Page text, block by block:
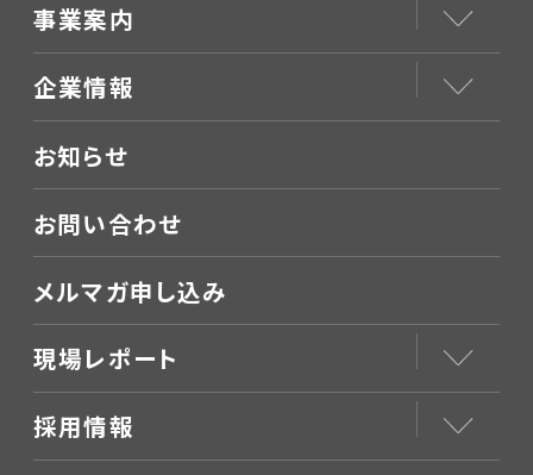
事業案内
企業情報
お知らせ
お問い合わせ
メルマガ申し込み
現場レポート
採用情報